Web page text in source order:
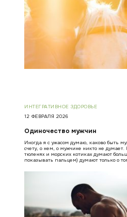
ИНТЕГРАТИВНОЕ ЗДОРОВЬЕ
12 ФЕВРАЛЯ 2026
Одиночество мужчин
Иногда я с ужасом думаю, каково быть
счету, о нем, о мужчине никто не
тюленях и морских котиках думают
показывать пальцем) думают только о